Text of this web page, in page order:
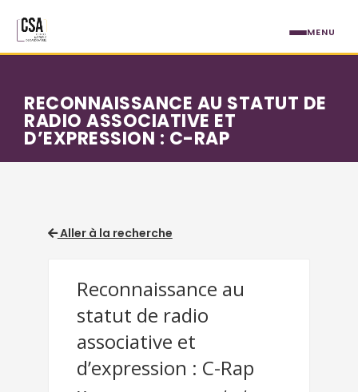
RECONNAISSANCE AU STATUT DE
RADIO ASSOCIATIVE ET
D’EXPRESSION : C-RAP
Aller à la recherche
Reconnaissance au
statut de radio
associative et
d’expression : C-Rap
MENU